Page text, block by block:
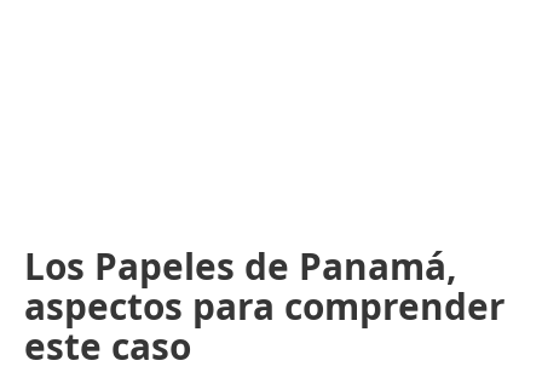
Los Papeles de Panamá,
aspectos para comprender
este caso